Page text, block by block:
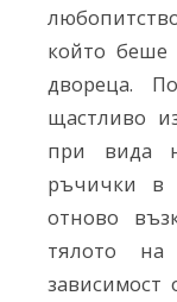
който беше
двореца.
щастливо
при вида
ръчички в
отново
тялото
зависимост